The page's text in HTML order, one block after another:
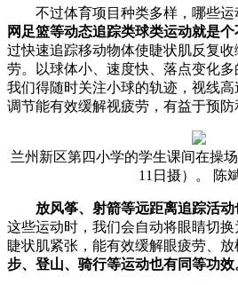
不过体育项目种类多样，哪些运
网足篮等动态追踪类球类运动就是个
过快速追踪移动物体使睫状肌反复
劳。以球体小、速度快、落点变化多
我们得随时关注小球的轨迹，视线
调节能有效缓解视疲劳，有益于预防
兰州新区第四小学的学生课间在操
11日摄）。 陈
放风筝、射箭等远距离追踪活动
这些运动时，我们会自动将眼睛切
睫状肌紧张，能有效缓解眼疲劳、放
步、登山、骑行等运动也有同等功效